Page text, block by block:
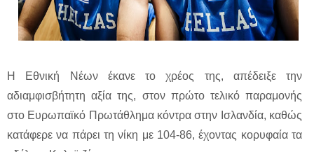
Η Εθνική Νέων έκανε το χρέος της, απέδειξε την
αδιαμφισβήτητη αξία της, στον πρώτο τελικό παραμονής
στο Ευρωπαϊκό Πρωτάθλημα κόντρα στην Ισλανδία, καθώς
κατάφερε να πάρει τη νίκη με 104-86, έχοντας κορυφαία τα